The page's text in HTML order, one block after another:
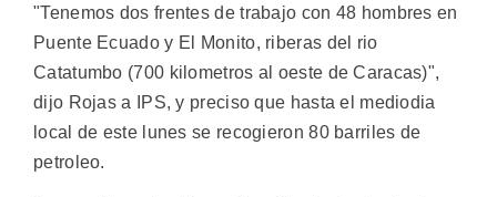
"Tenemos dos frentes de trabajo con 48 hombres en
Puente Ecuado y El Monito, riberas del rio
Catatumbo (700 kilometros al oeste de Caracas)",
dijo Rojas a IPS, y preciso que hasta el mediodia
local de este lunes se recogieron 80 barriles de
petroleo.